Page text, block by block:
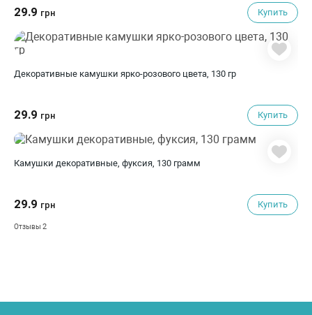
29.9 грн Купить
Декоративные камушки ярко-розового цвета, 130 гр
29.9 грн Купить
Камушки декоративные, фуксия, 130 грамм
29.9 грн Купить
Отзывы 2